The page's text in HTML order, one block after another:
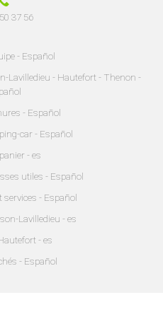
37 56
- Español
Lavilledieu - Hautefort - Thenon -
- Español
car - Español
- es
utiles - Español
services - Español
Lavilledieu - es
- es
- Español